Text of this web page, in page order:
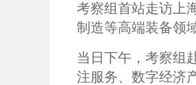
考察组首站走访上
制造等高端装备领
当日下午，考察组
注服务、数字经济